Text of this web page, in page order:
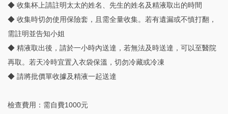
◆ 收集杯上請註明太太的姓名、先生的姓名及精液取出的時間
◆ 收集時切勿使用保險套，且需全量收集。若有遺漏或不慎打翻，
需註明並告知小姐
◆ 精液取出後，請於一小時內送達，若無法及時送達，可以至醫院
再取。若天冷時宜置入衣袋保溫，切勿冷藏或冷凍
◆ 請將批價單收據及精液一起送達
檢查費用：需自費1000元